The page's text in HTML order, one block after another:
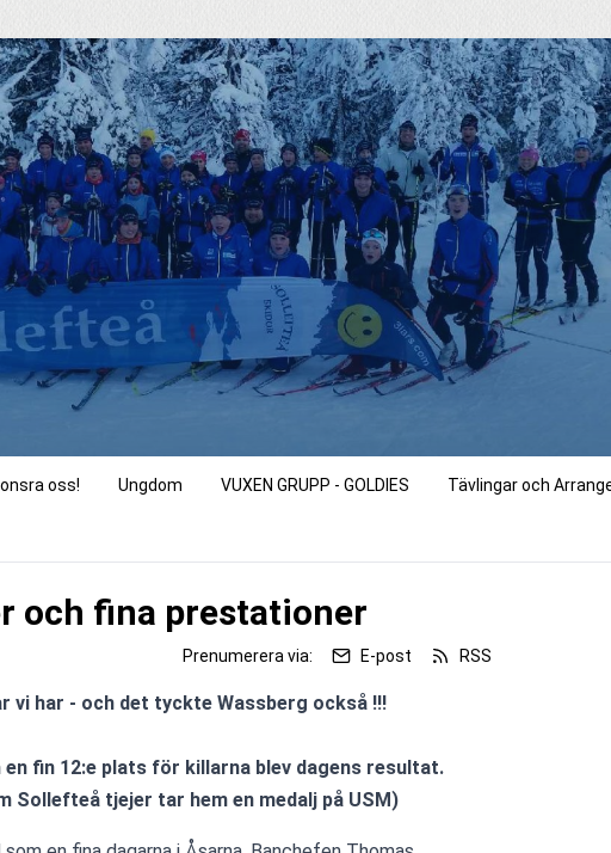
oss! Ungdom VUXEN GRUPP - GOLDIES Tävlingar och
och fina prestationer
Prenumerera via: E-post RSS
vi har - och det tyckte Wassberg också !!!
fin 12:e plats för killarna blev dagens resultat.
Sollefteå tjejer tar hem en medalj på USM)